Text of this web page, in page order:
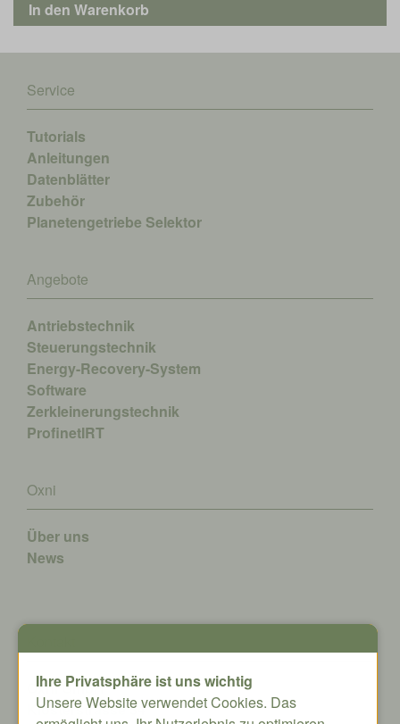
Service
Tutorials
Anleitungen
Datenblätter
Zubehör
Planetengetriebe Selektor
Angebote
Antriebstechnik
Steuerungstechnik
Energy-Recovery-System
Software
Zerkleinerungstechnik
ProfinetIRT
Oxni
Über uns
News
Oxni GmbH
Klosterstrasse 34
Ihre Privatsphäre ist uns wichtig
Unsere Website verwendet Cookies. Das